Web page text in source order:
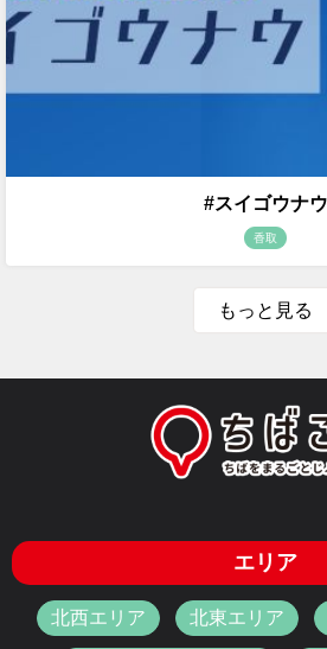
#スイゴウナウ
香取
もっと見る
エリア
北西エリア 北東エリア